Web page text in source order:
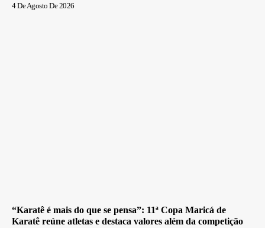
4 De Agosto De 2026
“Karatê é mais do que se pensa”: 11ª Copa Maricá de
Karatê reúne atletas e destaca valores além da competição